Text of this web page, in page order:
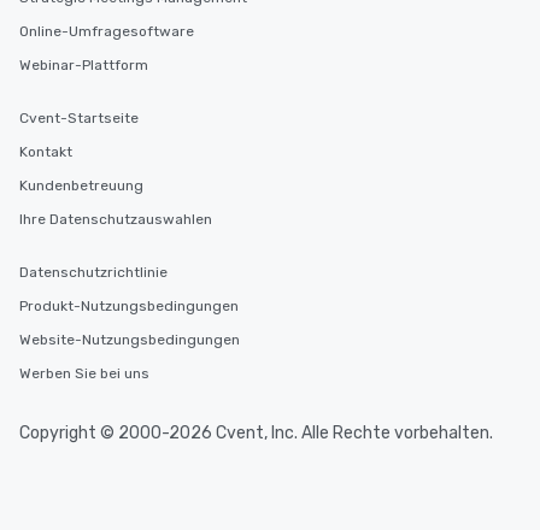
Online-Umfragesoftware
Webinar-Plattform
Cvent-Startseite
Kontakt
Kundenbetreuung
Ihre Datenschutzauswahlen
Datenschutzrichtlinie
Produkt-Nutzungsbedingungen
Website-Nutzungsbedingungen
Werben Sie bei uns
Copyright © 2000-2026 Cvent, Inc. Alle Rechte vorbehalten.